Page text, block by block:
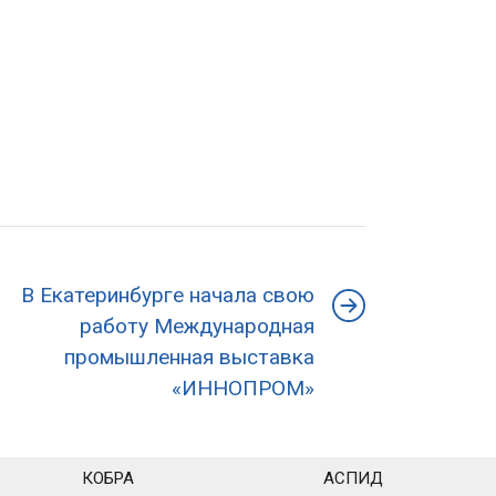
В Екатеринбурге начала свою
работу Международная
промышленная выставка
«ИННОПРОМ»
КОБРА АСПИД